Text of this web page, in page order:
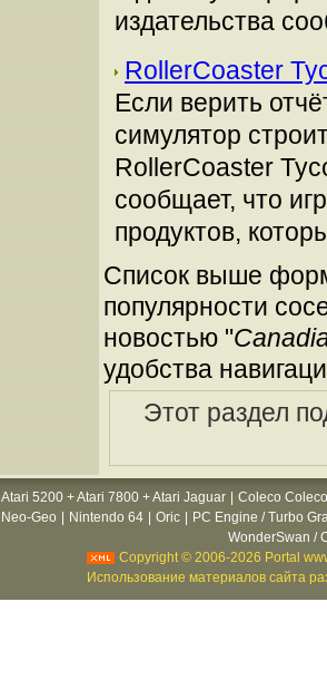
издательства
RollerCoaster
Если верить
симулятор
RollerCoaster
сообщает, что
продуктов,
Список выше
популярности
новостью "
удобства
Этот раздел
Atari 5200 + Atari 7800 + Atari Jaguar
Coleco
Neo-Geo Nintendo 64 Oric
PC Engine / Turbo
WonderSwan /
Copyright © 2006-2026 Portal
Использование материалов сайта